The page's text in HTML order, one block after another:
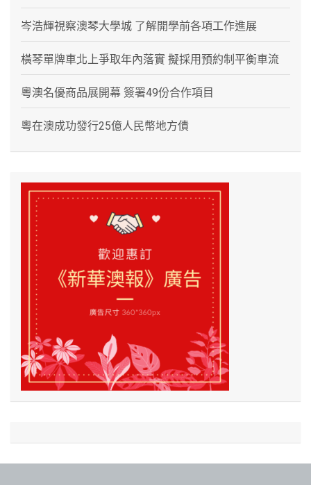
岑浩輝視察澳琴大學城 了解開學前各項工作進展
橫琴單牌車北上爭取年內落實 擬採用預約制平衡車流
粵澳名優商品展開幕 簽署49份合作項目
粵在澳成功發行25億人民幣地方債